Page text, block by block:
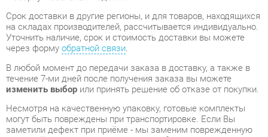
В любой момент до передачи заказа в доставку, а также в
течение 7-ми дней после получения заказа вы можете
изменить выборили принять решение об отказе от покупки.
Несмотря на качественную упаковку, готовые комплекты
могут быть повреждены при транспортировке. Если Вы
заметили дефект при приёме - мы заменим поврежденную
деталь.Повторная доставкатовара -бесплатна.
На всю мебель категории Готовые комплекты
распространяетсягарантия 1 год, а на некоторые модели – 2
года с момента приобретения.